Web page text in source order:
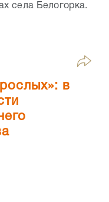
села Белогорка.
в